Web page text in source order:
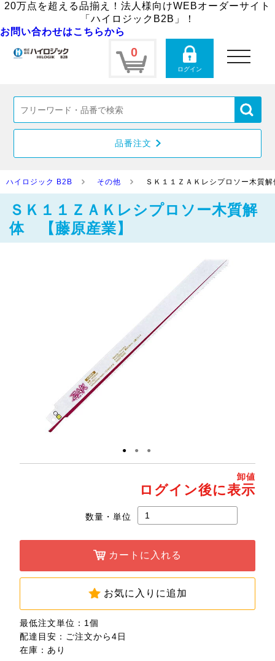
20万点を超える品揃え！法人様向けWEBオーダーサイト
「ハイロジックB2B」！
お問い合わせはこちらから
0
ログイン
toggle
navigation
品番注文
ハイロジック B2B その他 ＳＫ１１ＺＡＫレシプロソー木質
ＳＫ１１ＺＡＫレシプロソー木質解
体 【藤原産業】
● ● ●
卸値
ログイン後に表示
数量・単位
カートに入れる
お気に入りに追加
最低注文単位：1個
配達目安：ご注文から4日
在庫：あり